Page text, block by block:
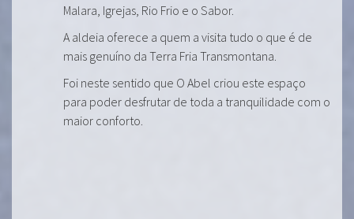
Malara, Igrejas, Rio Frio e o Sabor.
A aldeia oferece a quem a visita tudo o que é de
mais genuíno da Terra Fria Transmontana.
Foi neste sentido que O Abel criou este espaço
para poder desfrutar de toda a tranquilidade com o
maior conforto.